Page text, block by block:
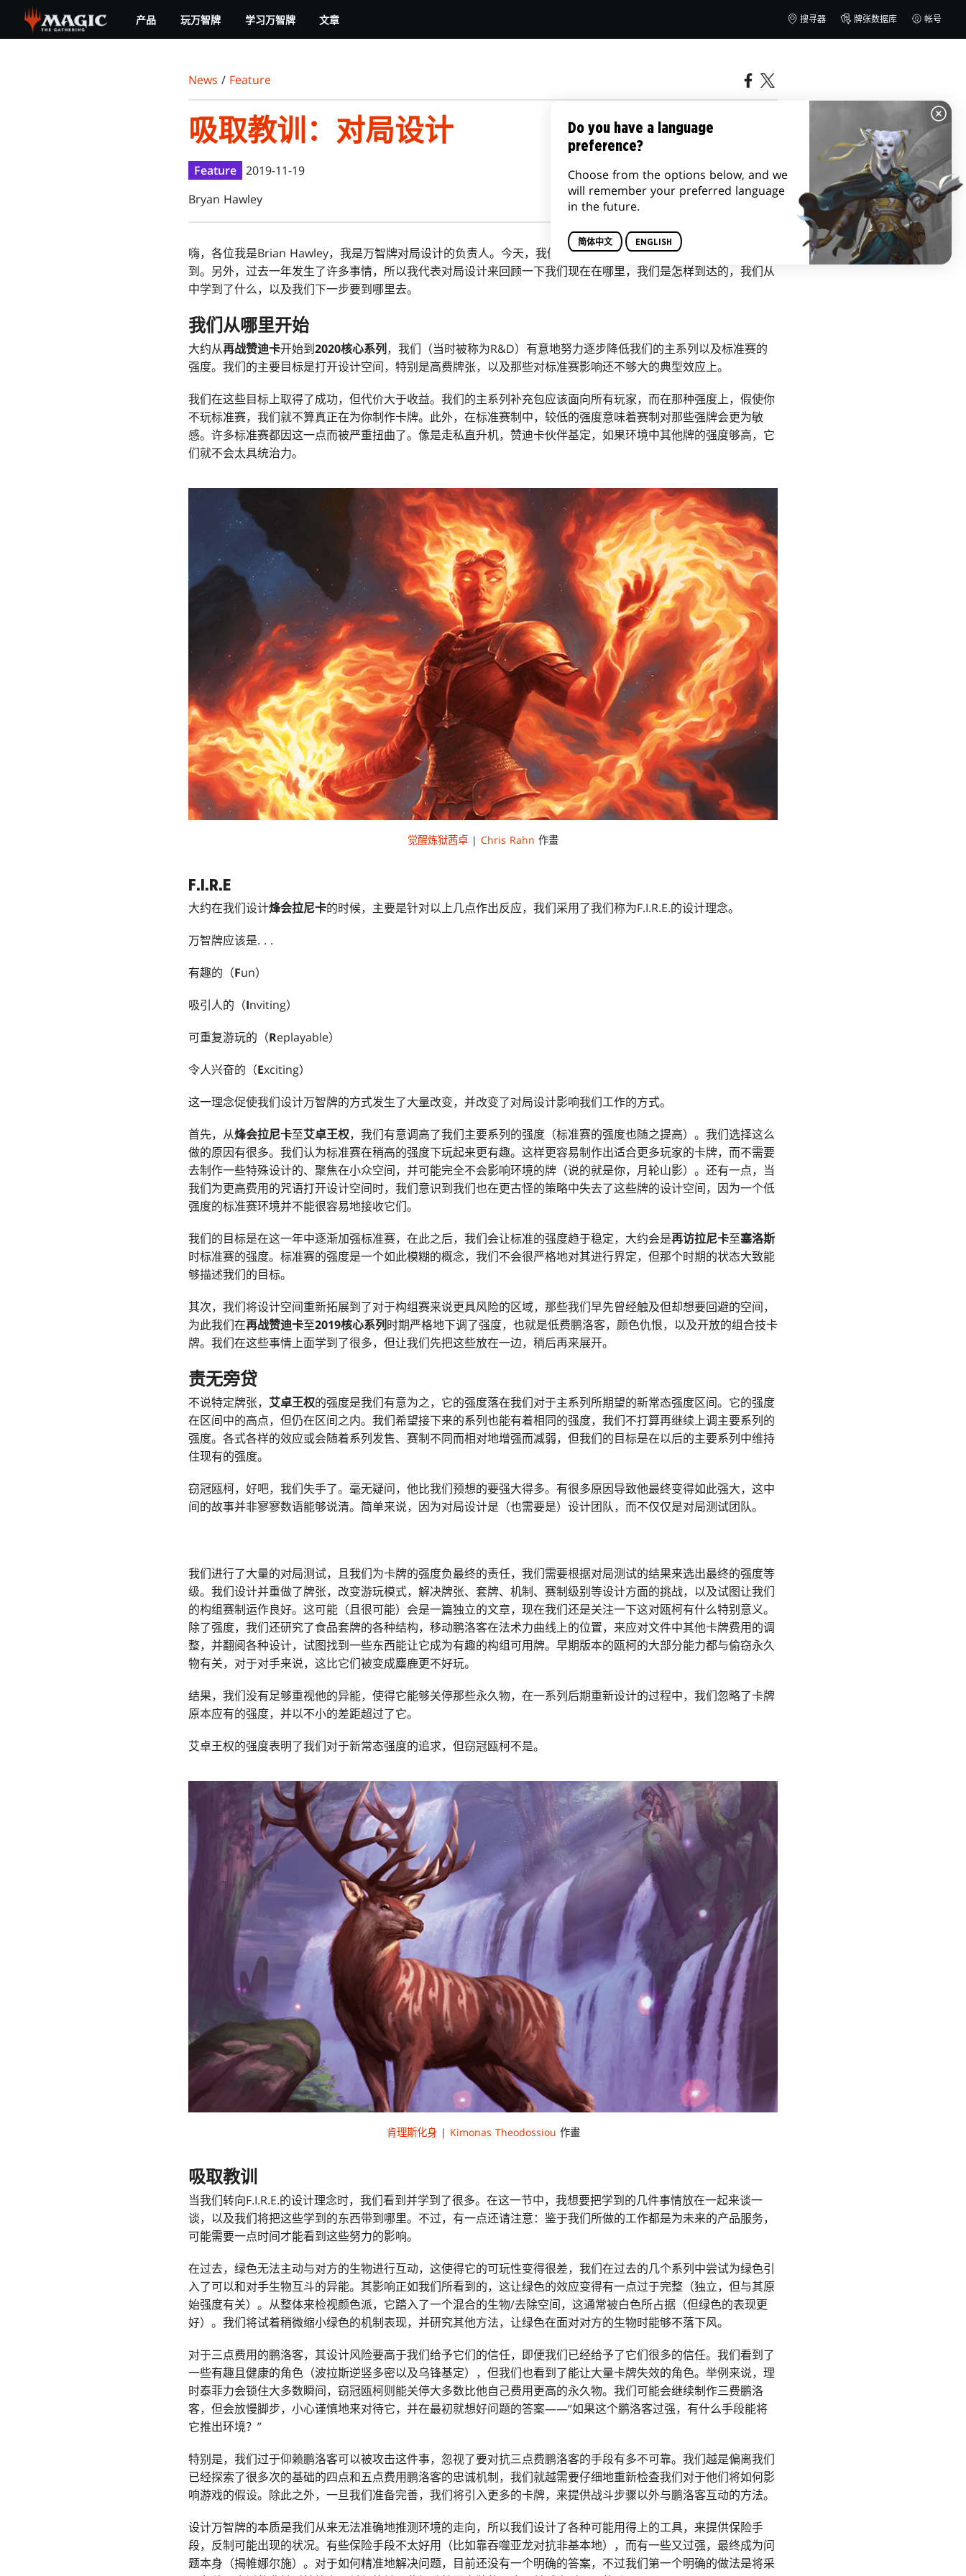
main
产品 玩万智牌 学习万智牌 文章 搜寻器 牌张数据库 帐号
News / Feature
吸取教训：对局设计
Feature 2019-11-19
Bryan Hawley
嗨，各位我是Brian Hawley，我是万智牌对局设计的负责人。今天，我们公布了一些标准的禁牌，你可以在
到。另外，过去一年发生了许多事情，所以我代表对局设计来回顾一下我们现在在哪里，我们是怎样到达的，我们从
中学到了什么，以及我们下一步要到哪里去。
我们从哪里开始
大约从再战赞迪卡开始到2020核心系列 ，我们（当时被称为R&D）有意地努力逐步降低我们的主系列以及标准赛的
强度。我们的主要目标是打开设计空间，特别是高费牌张，以及那些对标准赛影响还不够大的典型效应上。
我们在这些目标上取得了成功，但代价大于收益。我们的主系列补充包应该面向所有玩家，而在那种强度上，假使你
不玩标准赛，我们就不算真正在为你制作卡牌。此外，在标准赛制中，较低的强度意味着赛制对那些强牌会更为敏
感。许多标准赛都因这一点而被严重扭曲了。像是走私直升机，赞迪卡伙伴基定，如果环境中其他牌的强度够高，它
们就不会太具统治力。
觉醒炼狱茜卓 | Chris Rahn 作畫
F.I.R.E
大约在我们设计烽会拉尼卡的时候，主要是针对以上几点作出反应，我们采用了我们称为F.I.R.E.的设计理念。
万智牌应该是. . .
有趣的（Fun）
吸引人的（Inviting）
可重复游玩的（Replayable）
令人兴奋的（Exciting）
这一理念促使我们设计万智牌的方式发生了大量改变，并改变了对局设计影响我们工作的方式。
首先，从烽会拉尼卡至艾卓王权，我们有意调高了我们主要系列的强度（标准赛的强度也随之提高）。我们选择这么
做的原因有很多。我们认为标准赛在稍高的强度下玩起来更有趣。这样更容易制作出适合更多玩家的卡牌，而不需要
去制作一些特殊设计的、聚焦在小众空间，并可能完全不会影响环境的牌（说的就是你，月轮山影）。还有一点，当
我们为更高费用的咒语打开设计空间时，我们意识到我们也在更古怪的策略中失去了这些牌的设计空间，因为一个低
强度的标准赛环境并不能很容易地接收它们。
我们的目标是在这一年中逐渐加强标准赛，在此之后，我们会让标准的强度趋于稳定，大约会是再访拉尼卡至塞洛斯
时标准赛的强度。标准赛的强度是一个如此模糊的概念，我们不会很严格地对其进行界定，但那个时期的状态大致能
够描述我们的目标。
其次，我们将设计空间重新拓展到了对于构组赛来说更具风险的区域，那些我们早先曾经触及但却想要回避的空间，
为此我们在再战赞迪卡至2019核心系列时期严格地下调了强度，也就是低费鹏洛客，颜色仇恨，以及开放的组合技卡
牌。我们在这些事情上面学到了很多，但让我们先把这些放在一边，稍后再来展开。
责无旁贷
不说特定牌张， 艾卓王权的强度是我们有意为之，它的强度落在我们对于主系列所期望的新常态强度区间。它的强度
在区间中的高点，但仍在区间之内。我们希望接下来的系列也能有着相同的强度，我们不打算再继续上调主要系列的
强度。各式各样的效应或会随着系列发售、赛制不同而相对地增强而减弱，但我们的目标是在以后的主要系列中维持
住现有的强度。
窃冠瓯柯，好吧，我们失手了。毫无疑问，他比我们预想的要强大得多。有很多原因导致他最终变得如此强大，这中
间的故事并非寥寥数语能够说清。简单来说，因为对局设计是（也需要是）设计团队，而不仅仅是对局测试团队。
我们进行了大量的对局测试，且我们为卡牌的强度负最终的责任，我们需要根据对局测试的结果来选出最终的强度等
级。我们设计并重做了牌张，改变游玩模式，解决牌张、套牌、机制、赛制级别等设计方面的挑战，以及试图让我们
的构组赛制运作良好。这可能（且很可能）会是一篇独立的文章，现在我们还是关注一下这对瓯柯有什么特别意义。
除了强度，我们还研究了食品套牌的各种结构，移动鹏洛客在法术力曲线上的位置，来应对文件中其他卡牌费用的调
整，并翻阅各种设计，试图找到一些东西能让它成为有趣的构组可用牌。早期版本的瓯柯的大部分能力都与偷窃永久
物有关，对于对手来说，这比它们被变成麋鹿更不好玩。
结果，我们没有足够重视他的异能，使得它能够关停那些永久物，在一系列后期重新设计的过程中，我们忽略了卡牌
原本应有的强度，并以不小的差距超过了它。
艾卓王权的强度表明了我们对于新常态强度的追求，但窃冠瓯柯不是。
肯理斯化身| Kimonas Theodossiou 作畫
吸取教训
当我们转向F.I.R.E.的设计理念时，我们看到并学到了很多。在这一节中，我想要把学到的几件事情放在一起来谈一
谈，以及我们将把这些学到的东西带到哪里。不过，有一点还请注意：鉴于我们所做的工作都是为未来的产品服务，
可能需要一点时间才能看到这些努力的影响。
在过去，绿色无法主动与对方的生物进行互动，这使得它的可玩性变得很差，我们在过去的几个系列中尝试为绿色引
入了可以和对手生物互斗的异能。其影响正如我们所看到的，这让绿色的效应变得有一点过于完整（独立，但与其原
始强度有关）。从整体来检视颜色派，它踏入了一个混合的生物/去除空间，这通常被白色所占据（但绿色的表现更
好）。我们将试着稍微缩小绿色的机制表现，并研究其他方法，让绿色在面对对方的生物时能够不落下风。
对于三点费用的鹏洛客，其设计风险要高于我们给予它们的信任，即便我们已经给予了它们很多的信任。我们看到了
一些有趣且健康的角色（波拉斯逆竖多密以及乌锋基定），但我们也看到了能让大量卡牌失效的角色。举例来说，理
时泰菲力会锁住大多数瞬间，窃冠瓯柯则能关停大多数比他自己费用更高的永久物。我们可能会继续制作三费鹏洛
客，但会放慢脚步，小心谨慎地来对待它，并在最初就想好问题的答案——“如果这个鹏洛客过强，有什么手段能将
它推出环境？”
特别是，我们过于仰赖鹏洛客可以被攻击这件事，忽视了要对抗三点费鹏洛客的手段有多不可靠。我们越是偏离我们
已经探索了很多次的基础的四点和五点费用鹏洛客的忠诚机制，我们就越需要仔细地重新检查我们对于他们将如何影
响游戏的假设。除此之外，一旦我们准备完善，我们将引入更多的卡牌，来提供战斗步骤以外与鹏洛客互动的方法。
设计万智牌的本质是我们从来无法准确地推测环境的走向，所以我们设计了各种可能用得上的工具，来提供保险手
段，反制可能出现的状况。有些保险手段不太好用（比如靠吞噬亚龙对抗非基本地），而有一些又过强，最终成为问
题本身（揭帷娜尔施）。对于如何精准地解决问题，目前还没有一个明确的答案，不过我们第一个明确的做法是将采
Do you have a language
preference?
Choose from the options below, and we
will remember your preferred language
in the future.
简体中文 ENGLISH